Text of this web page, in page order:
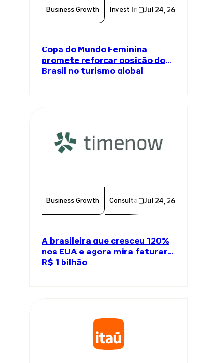
Business Growth Invest In Brazil Economy
Jul 24, 26
Copa do Mundo Feminina
promete reforçar posição do
Brasil no turismo global
Business Growth Consultancy US Industry
Jul 24, 26
A brasileira que cresceu 120%
nos EUA e agora mira faturar
R$ 1 bilhão